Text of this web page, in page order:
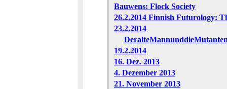
Bauwens: Flock Society
26.2.2014 Finnish Futurology:
23.2.2014
19.2.2014
16. Dez. 2013
4. Dezember 2013
21. November 2013